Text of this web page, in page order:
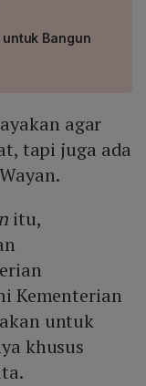
Bangun
agar
tapi juga ada
itu,
Kementerian
untuk
khusus